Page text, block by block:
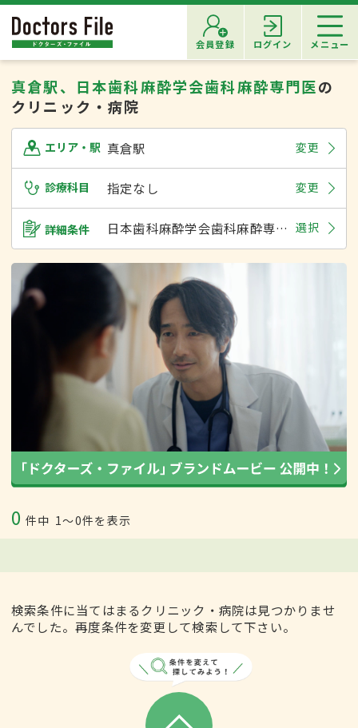
会員登録 ログイン メニュー
真倉駅、日本歯科麻酔学会歯科麻酔専門医の
クリニック・病院
エリア・駅 真倉駅 変更
診療科目 指定なし 変更
詳細条件 日本歯科麻酔学会歯科麻酔専門医 選択
0 件中 1〜0件を表示
検索条件に当てはまるクリニック・病院は見つかりませ
んでした。再度条件を変更して検索して下さい。